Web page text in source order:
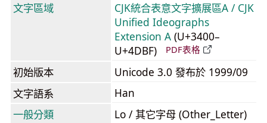
文字區域
CJK統合表意文字擴展區A / CJK
Unified Ideographs
Extension A (U+3400–
U+4DBF)
PDF表格
初始版本
Unicode 3.0 發布於 1999/09
文字語系
Han
一般分類
Lo / 其它字母 (Other_Letter)